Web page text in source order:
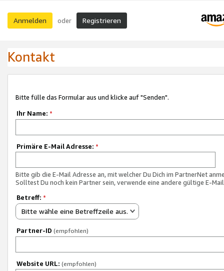
Anmelden oder Registrieren
Kontakt
Bitte fülle das Formular aus und klicke auf "Senden".
Ihr Name: *
Primäre E-Mail Adresse: *
Bitte gib die E-Mail Adresse an, mit welcher Du Dich im PartnerNet
Solltest Du noch kein Partner sein, verwende eine andere gültige E-
Betreff: *
Bitte wähle eine Betreffzeile aus.
Partner-ID (empfohlen)
Website URL: (empfohlen)